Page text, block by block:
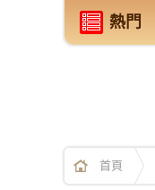
熱門
首頁